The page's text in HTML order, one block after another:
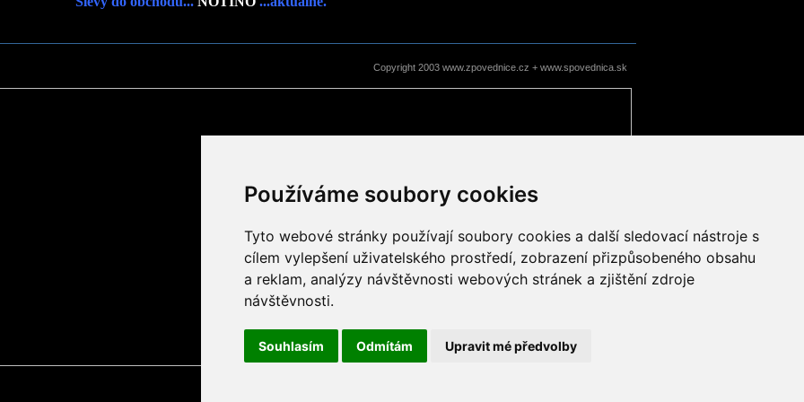
Používáme soubory cookies
Tyto webové stránky používají soubory cookies a další sledovací nástroje s
cílem vylepšení uživatelského prostředí, zobrazení přizpůsobeného obsahu
a reklam, analýzy návštěvnosti webových stránek a zjištění zdroje
návštěvnosti.
Souhlasím Odmítám Upravit mé předvolby
Copyright 2003 www.zpovednice.cz + www.spovednica.sk